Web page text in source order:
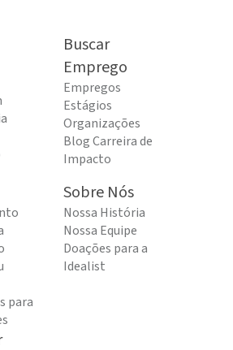
Buscar
Emprego
Empregos
Estágios
Organizações
Blog Carreira de
Impacto
para
Sobre Nós
Nossa História
Nossa Equipe
Doações para a
Idealist